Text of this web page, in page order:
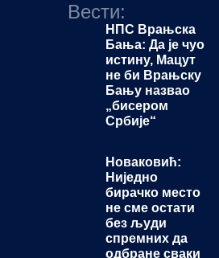
Вести:
НПС Врањска
Бања: Да је чуо
истину, Мацут
не би Врањску
Бању назвао
„бисером
Србије“
Новаковић:
Ниједно
бирачко место
не сме остати
без људи
спремних да
одбране сваки